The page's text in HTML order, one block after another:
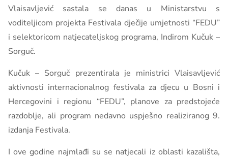
Vlaisavljević sastala se danas u Ministarstvu s
voditeljicom projekta Festivala dječije umjetnosti “FEDU”
i selektoricom natjecateljskog programa, Indirom Kučuk –
Sorguč.
Kučuk – Sorguč prezentirala je ministrici Vlaisavljević
aktivnosti internacionalnog festivala za djecu u Bosni i
Hercegovini i regionu “FEDU”, planove za predstojeće
razdoblje, ali program nedavno uspješno realiziranog 9.
izdanja Festivala.
I ove godine najmlađi su se natjecali iz oblasti kazališta,